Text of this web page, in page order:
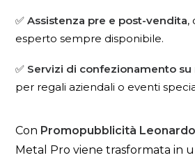
✅Assistenza pre e post-vendita,
esperto sempre disponibile.
✅ Servizi di confezionamento su
per regali aziendali o eventi
Con Promopubblicità Leonardo
Metal Pro viene trasformata in